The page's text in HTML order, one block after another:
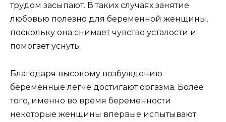
трудом засыпают. В таких случаях занятие
любовью полезно для беременной женщины,
поскольку она снимает чувство усталости и
помогает уснуть.
Благодаря высокому возбуждению
беременные легче достигают оргазма. Более
того, именно во время беременности
некоторые женщины впервые испытывают